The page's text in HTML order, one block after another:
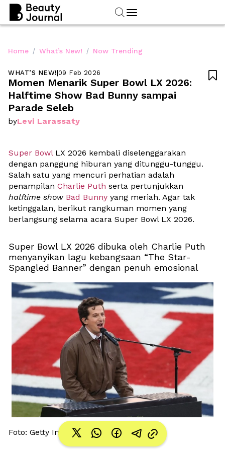
Home / What’s New! / Now Trending
WHAT’S NEW!|09 Feb 2026
Momen Menarik Super Bowl LX 2026:
Halftime Show Bad Bunny sampai
Parade Seleb
byLevi Larassaty

Super Bowl LX 2026 kembali diselenggarakan
dengan panggung hiburan yang ditunggu-tunggu.
Salah satu yang mencuri perhatian adalah
penampilan Charlie Puth
halftime show Bad Bunny yang meriah. Agar tak
ketinggalan, berikut rangkuman momen yang
berlangsung selama acara Super Bowl LX 2026.
Super Bowl LX 2026 dibuka oleh Charlie Puth
menyanyikan lagu kebangsaan “The Star-
Spangled Banner” dengan penuh emosional
Foto: Getty Images